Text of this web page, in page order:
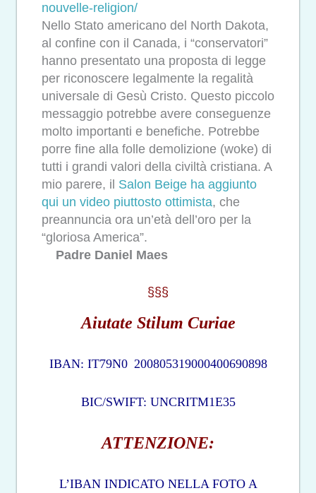
nouvelle-religion/
Nello Stato americano del North Dakota,
al confine con il Canada, i “conservatori”
hanno presentato una proposta di legge
per riconoscere legalmente la regalità
universale di Gesù Cristo. Questo piccolo
messaggio potrebbe avere conseguenze
molto importanti e benefiche. Potrebbe
porre fine alla folle demolizione (woke) di
tutti i grandi valori della civiltà cristiana. A
mio parere, il Salon Beige ha aggiunto
qui un video piuttosto ottimista, che
preannuncia ora un’età dell’oro per la
“gloriosa America”.
Padre Daniel Maes
§§§
Aiutate Stilum Curiae
IBAN: IT79N0 200805319000400690898
BIC/SWIFT: UNCRITM1E35
ATTENZIONE:
L’IBAN INDICATO NELLA FOTO A